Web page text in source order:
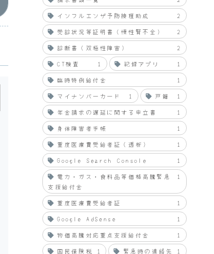
インフルエンザ予防接種助成
2
受診状況等証明書（慢性腎不全）
2
診断書（双極性障害）
2
CT検査
1 記録アプリ
1
臨時特例給付金
1
マイナンバーカード
1 戸籍
1
年金請求の遅延に関する申立書
1
身体障害者手帳
1
重度医療費受給者証（透析）
1
Google Search Console
1
電力・ガス・食料品等価格高騰緊急
支援給付金
1
重度医療費受給者証
1
Google AdSense
1
物価高騰対応重点支援給付金
1
国民保険税
1 緊急時の連絡先 1